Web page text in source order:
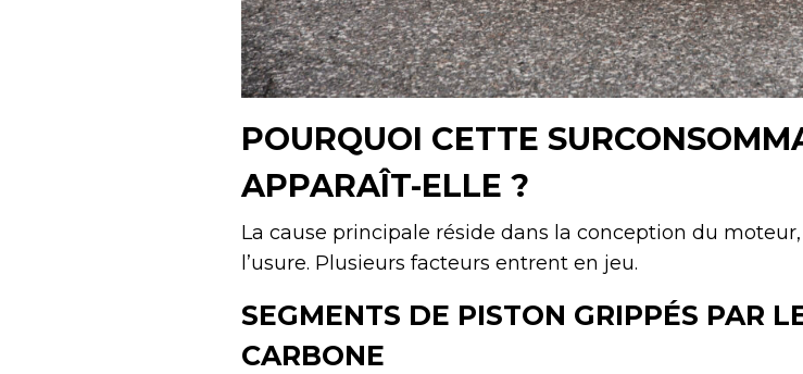
POURQUOI CETTE
APPARAÎT-ELLE ?
La cause principale réside dans la conception du
l’usure. Plusieurs facteurs entrent en jeu.
SEGMENTS DE PISTON GRIPPÉS PAR
CARBONE